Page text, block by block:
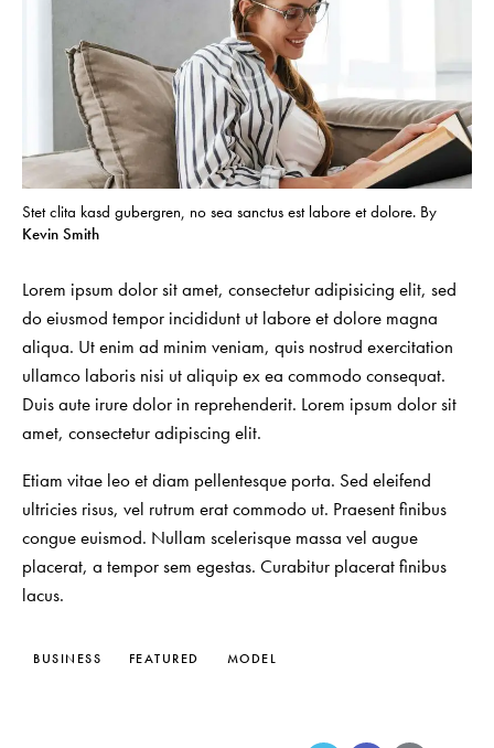
Stet clita kasd gubergren, no sea sanctus est labore et dolore. By
Kevin Smith
Lorem ipsum dolor sit amet, consectetur adipisicing elit, sed
do eiusmod tempor incididunt ut labore et dolore magna
aliqua. Ut enim ad minim veniam, quis nostrud exercitation
ullamco laboris nisi ut aliquip ex ea commodo consequat.
Duis aute irure dolor in reprehenderit. Lorem ipsum dolor sit
amet, consectetur adipiscing elit.
Etiam vitae leo et diam pellentesque porta. Sed eleifend
ultricies risus, vel rutrum erat commodo ut. Praesent finibus
congue euismod. Nullam scelerisque massa vel augue
placerat, a tempor sem egestas. Curabitur placerat finibus
lacus.
BUSINESS FEATURED MODEL